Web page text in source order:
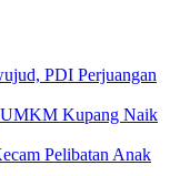
PDI Perjuangan
UMKM Kupang Naik
Pelibatan Anak